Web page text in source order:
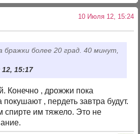
10 Июля 12, 15:24
более 20 град. 40 минут,
15:17
Конечно , дрожжи пока
, пердеть завтра будут.
им тяжело. Это не